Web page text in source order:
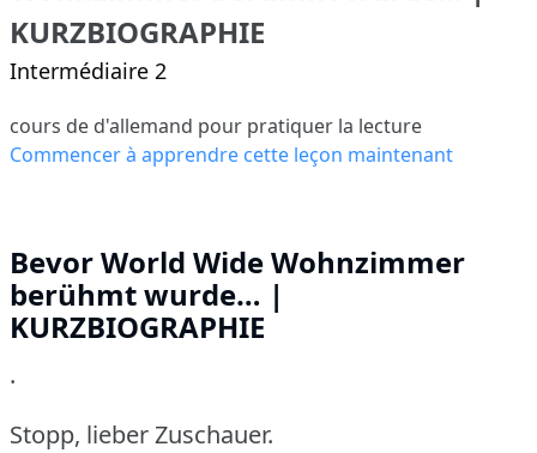
KURZBIOGRAPHIE
Intermédiaire 2
cours de d'allemand pour pratiquer la lecture
Commencer à apprendre cette leçon maintenant
Bevor World Wide Wohnzimmer
berühmt wurde… |
KURZBIOGRAPHIE
.
Stopp, lieber Zuschauer.